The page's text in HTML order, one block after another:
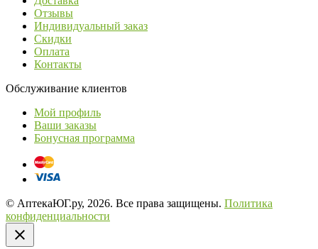
Отзывы
Индивидуальный заказ
Скидки
Оплата
Контакты
Обслуживание клиентов
Мой профиль
Ваши заказы
Бонусная программа
© АптекаЮГ.ру, 2026. Все права защищены. Политика
конфиденциальности